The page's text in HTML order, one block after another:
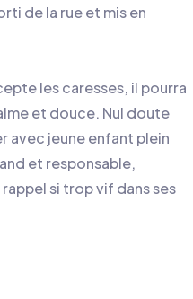
de la rue et mis en
les caresses, il pourra
et douce. Nul doute
avec jeune enfant plein
et responsable,
si trop vif dans ses